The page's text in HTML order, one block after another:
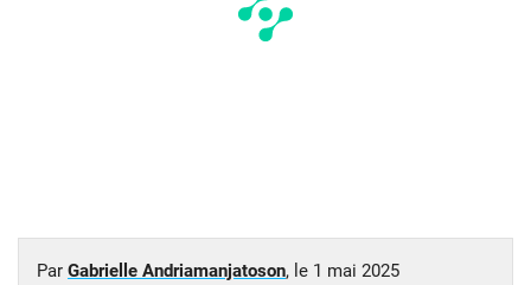
Par Gabrielle Andriamanjatoson, le 1 mai 2025